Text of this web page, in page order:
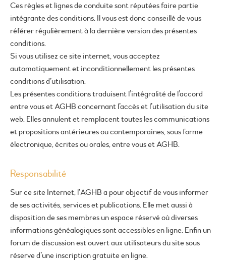
Ces règles et lignes de conduite sont réputées faire partie
intégrante des conditions. Il vous est donc conseillé de vous
référer régulièrement à la dernière version des présentes
conditions.
Si vous utilisez ce site internet, vous acceptez
automatiquement et inconditionnellement les présentes
conditions d’utilisation.
Les présentes conditions traduisent l’intégralité de l’accord
entre vous et AGHB concernant l’accès et l’utilisation du site
web. Elles annulent et remplacent toutes les communications
et propositions antérieures ou contemporaines, sous forme
électronique, écrites ou orales, entre vous et AGHB.
Responsabilité
Sur ce site Internet, l’AGHB a pour objectif de vous informer
de ses activités, services et publications. Elle met aussi à
disposition de ses membres un espace réservé où diverses
informations généalogiques sont accessibles en ligne. Enfin un
forum de discussion est ouvert aux utilisateurs du site sous
réserve d’une inscription gratuite en ligne.